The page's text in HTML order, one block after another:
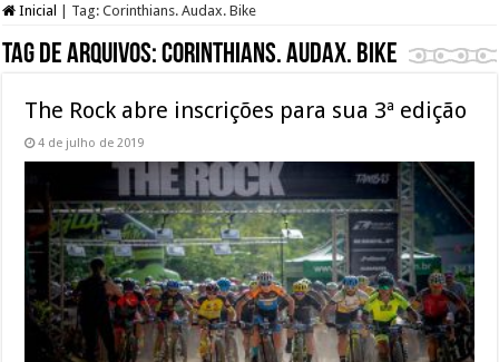
Inicial Tag:Corinthians. Audax. Bike
Tag de arquivos:Corinthians. Audax. Bike
The Rock abre inscrições para sua 3ª edição
4 de julho de 2019